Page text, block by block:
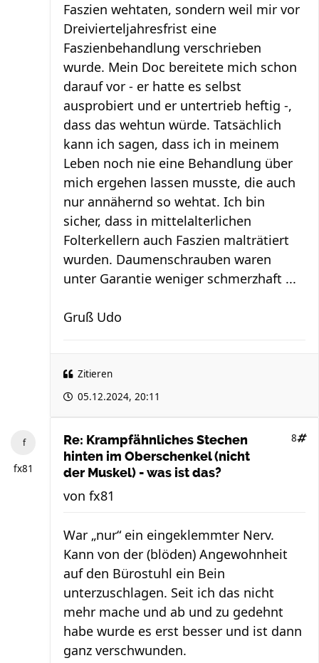
Faszien wehtaten, sondern weil mir vor
Dreivierteljahresfrist eine
Faszienbehandlung verschrieben
wurde. Mein Doc bereitete mich schon
darauf vor - er hatte es selbst
ausprobiert und er untertrieb heftig -,
dass das wehtun würde. Tatsächlich
kann ich sagen, dass ich in meinem
Leben noch nie eine Behandlung über
mich ergehen lassen musste, die auch
nur annähernd so wehtat. Ich bin
sicher, dass in mittelalterlichen
Folterkellern auch Faszien malträtiert
wurden. Daumenschrauben waren
unter Garantie weniger schmerzhaft ...
Gruß Udo
Zitieren
05.12.2024, 20:11
fx81
Re: Krampfähnliches Stechen
hinten im Oberschenkel (nicht
der Muskel) - was ist das?
8
von fx81
War „nur“ ein eingeklemmter Nerv.
Kann von der (blöden) Angewohnheit
auf den Bürostuhl ein Bein
unterzuschlagen. Seit ich das nicht
mehr mache und ab und zu gedehnt
habe wurde es erst besser und ist dann
ganz verschwunden.